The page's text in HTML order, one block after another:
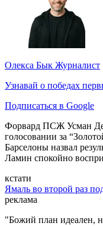
Олекса Бык Журналист
Узнавай о победах
Подписаться в Google
Форвард ПСЖ Усман
голосовании за
Барселоны назвал
Ламин спокойно
кстати
Ямаль во второй раз
реклама
"Божий план идеален,